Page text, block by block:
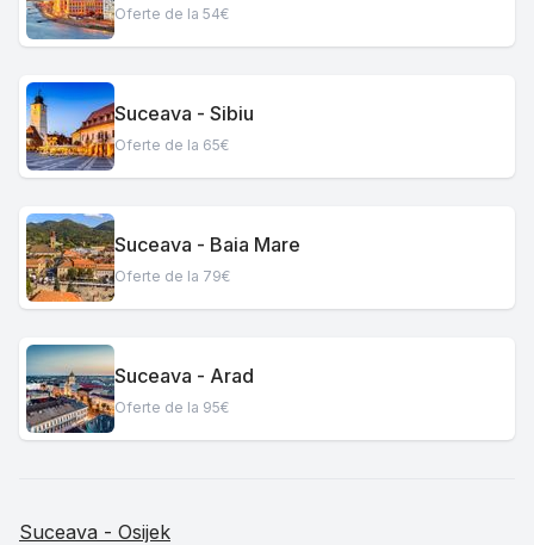
Oferte de la 54€
Suceava - Sibiu
Oferte de la 65€
Suceava - Baia Mare
Oferte de la 79€
Suceava - Arad
Oferte de la 95€
Suceava - Osijek